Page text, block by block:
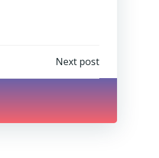
Next post